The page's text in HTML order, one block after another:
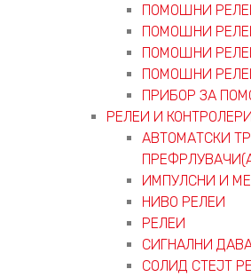
ПОМОШНИ
ПОМОШНИ
ПОМОШНИ
ПОМОШНИ
ПРИБОР ЗА
РЕЛЕИ И КОНТРОЛЕРИ
АВТОМАТСКИ
ИМПУЛСНИ И
НИВО РЕЛЕИ
РЕЛЕИ
СИГНАЛНИ
СОЛИД СТЕЈТ